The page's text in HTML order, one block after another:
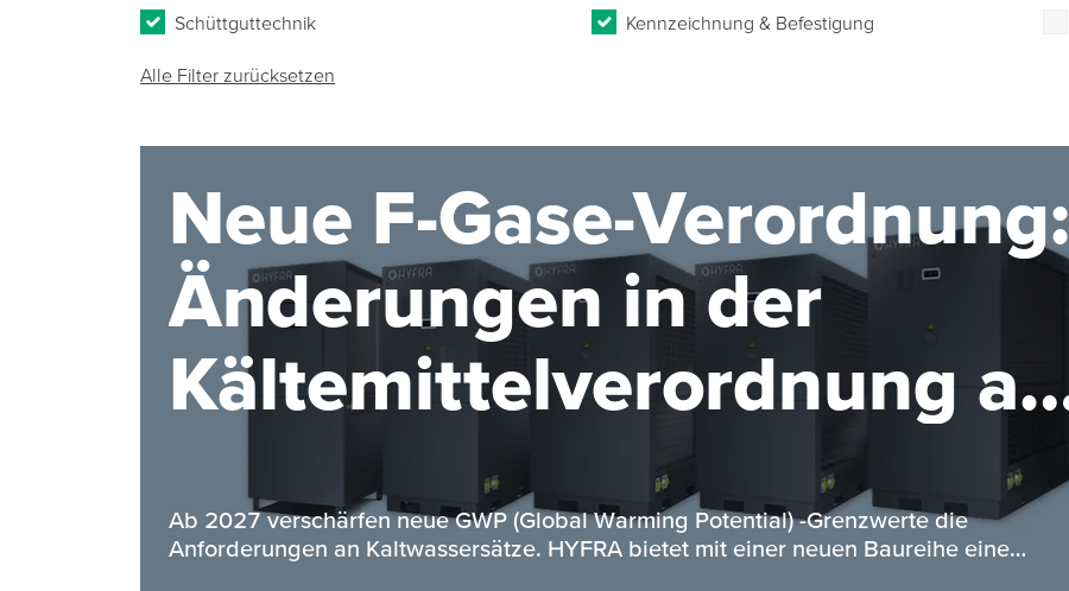
Schüttguttechnik
Kennzeichnung & Befestigung
Alle Filter zurücksetzen
Neue F-Gase-Verordnung:
Änderungen in der
Kältemittelverordnung ab
Ab 2027 verschärfen neue GWP (Global Warming Potential) -Grenzwerte die
Anforderungen an Kaltwassersätze. HYFRA bietet mit einer neuen Baureihe eine…